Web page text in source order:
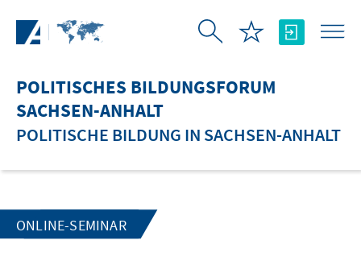
POLITISCHES BILDUNGSFORUM
SACHSEN-ANHALT
POLITISCHE BILDUNG IN SACHSEN-ANHALT
ONLINE-SEMINAR